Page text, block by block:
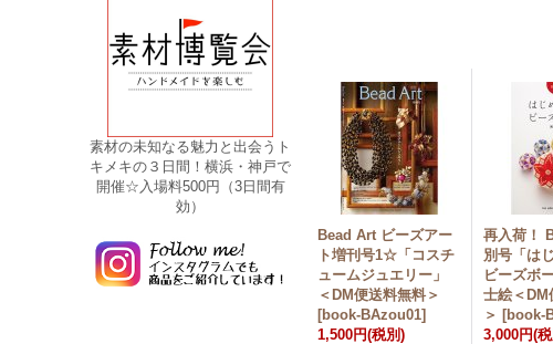
素材の未知なる魅力と出会うト
キメキの３日間！横浜・神戸で
開催☆入場料500円（3日間有
効）
Bead Art ビーズアー
ト増刊号1☆「コスチ
ュームジュエリー」
＜DM便送料無料＞
[book-BAzou01]
1,500円(税別)
再入荷！
別号「は
ビーズボ
士絵＜DM
＞ [book-
3,000円(